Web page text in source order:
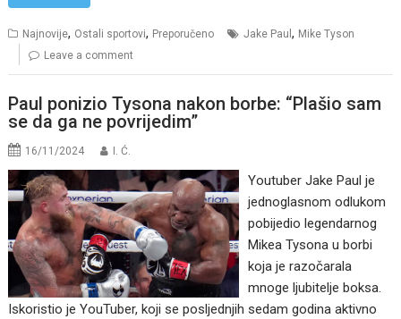
Najnovije, Ostali sportovi, Preporučeno Jake Paul, Mike Tyson
Leave a comment
Paul ponizio Tysona nakon borbe: “Plašio sam
se da ga ne povrijedim”
16/11/2024 I. Ć.
Youtuber Jake Paul je
jednoglasnom odlukom
pobijedio legendarnog
Mikea Tysona u borbi
koja je razočarala
mnoge ljubitelje boksa.
Iskoristio je YouTuber, koji se posljednjih sedam godina aktivno